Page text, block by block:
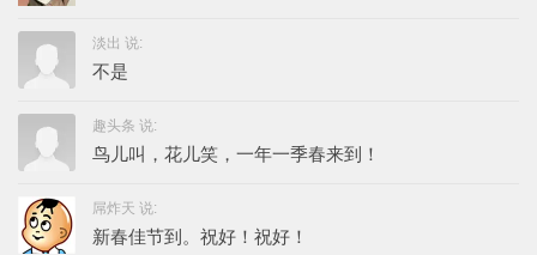
淡出 说:
不是
趣头条 说:
鸟儿叫，花儿笑，一年一季春来到！
屌炸天 说:
新春佳节到。祝好！祝好！